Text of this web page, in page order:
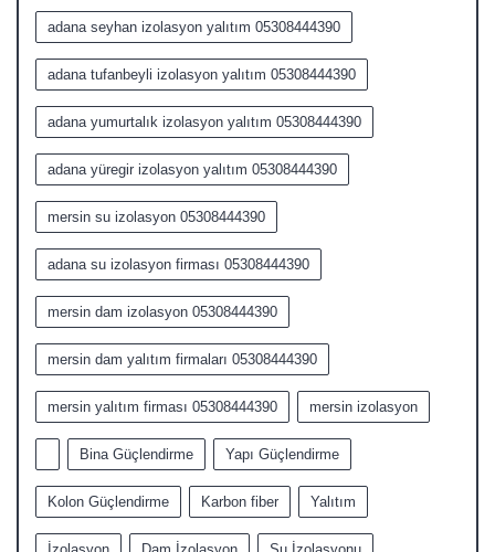
adana seyhan izolasyon yalıtım 05308444390
adana tufanbeyli izolasyon yalıtım 05308444390
adana yumurtalık izolasyon yalıtım 05308444390
adana yüregir izolasyon yalıtım 05308444390
mersin su izolasyon 05308444390
adana su izolasyon firması 05308444390
mersin dam izolasyon 05308444390
mersin dam yalıtım firmaları 05308444390
mersin yalıtım firması 05308444390 mersin izolasyon
Bina Güçlendirme Yapı Güçlendirme
Kolon Güçlendirme Karbon fiber Yalıtım